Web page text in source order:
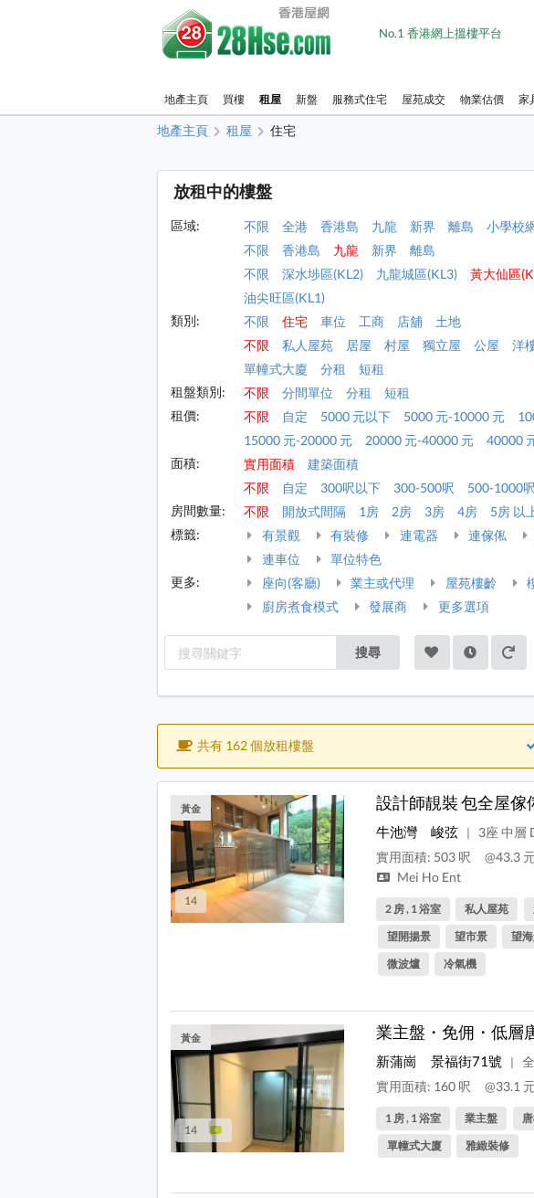
No.1 香港網上搵樓平台
地產主頁 買樓 租屋 新盤 服務式住宅 屋苑成交 物業估價 家
地產主頁 租屋 住宅
放租中的樓盤
區域: 不限 全港 香港島 九龍 新界 離島 小學校
不限
香港島 九龍 新界
離島
不限
深水埗區(KL2) 九龍城區(KL3) 黃大仙區
油尖旺區(KL1)
類別:
不限 住宅 車位 工商 店舖
土地
不限
私人屋苑 居屋 村屋 獨立屋 公屋 洋
單幢式大廈
分租
短租
租盤類別:
不限 分間單位 分租
短租
租價:
不限 自定 5000 元以下 5000 元-10000 元
15000 元-20000 元
20000 元-40000 元
40000
面積:
實用面積
建築面積
不限
自定 300呎以下 300-500呎 500-1000呎
房間數量:
不限 開放式間隔 1房 2房 3房 4房
5房 以
標籤:
有景觀 有裝修 連電器 連傢俬
連車位
單位特色
更多:
座向(客廳) 業主或代理 屋苑樓齡
廚房煮食模式
發展商 更多選項
搜尋
共有 162 個放租樓盤
14
黃金 設計師靚裝 包全屋傢
牛池灣 峻弦 |
3座 中層
實用面積: 503 呎
@43.3
Mei Ho Ent
2 房 , 1 浴室 私人屋苑
望開揚景
望市景 望
微波爐
冷氣機
14
黃金 業主盤・免佣・低層
新蒲崗 景福街71號 |
實用面積: 160 呎
@33.1
1 房 , 1 浴室 業主盤
單幢式大廈
雅緻裝修